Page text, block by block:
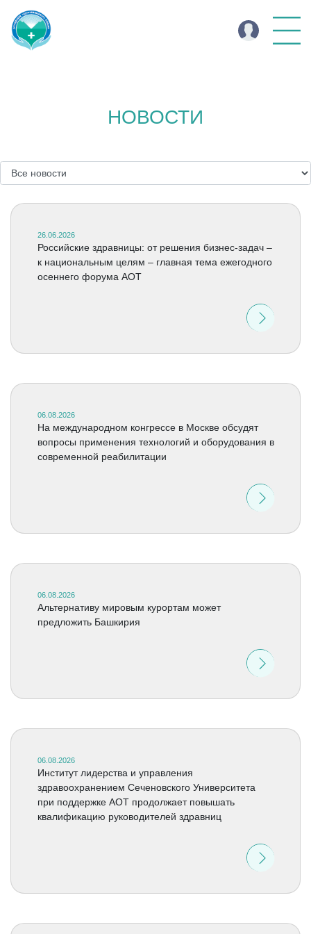
НОВОСТИ
26.06.2026
Российские здравницы: от решения бизнес-задач –
к национальным целям – главная тема ежегодного
осеннего форума АОТ
06.08.2026
На международном конгрессе в Москве обсудят
вопросы применения технологий и оборудования в
современной реабилитации
06.08.2026
Альтернативу мировым курортам может
предложить Башкирия
06.08.2026
Институт лидерства и управления
здравоохранением Сеченовского Университета
при поддержке АОТ продолжает повышать
квалификацию руководителей здравниц